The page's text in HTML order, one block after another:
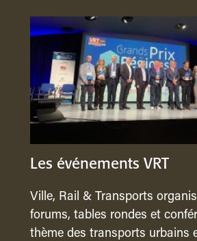
Les événements VRT
Ville, Rail & Transports
forums, tables rondes et
thème des transports urbains